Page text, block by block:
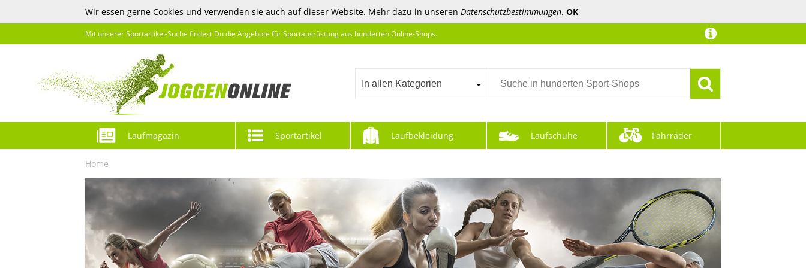
Wir essen gerne Cookies und verwenden sie auch auf dieser Website. Mehr dazu in unseren Datenschutzbestimmungen. OK
Mit unserer Sportartikel-Suche findest Du die Angebote für Sportausrüstung aus hunderten Online-Shops.
In allen Kategorien
Laufmagazin Sportartikel Laufbekleidung Laufschuhe Fahrräder
Home